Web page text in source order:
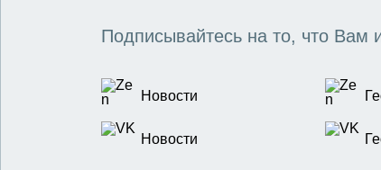
Подписывайтесь на то, что Вам
Новости
Новости